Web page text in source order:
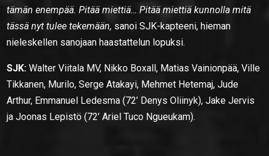
tämän enempää. Pitää miettiä… Pitää miettiä kunnolla mitä
tässä nyt tulee tekemään, sanoi SJK-kapteeni, hieman
nieleskellen sanojaan haastattelun lopuksi.
SJK: Walter Viitala MV, Nikko Boxall, Matias Vainionpää, Ville
Tikkanen, Murilo, Serge Atakayi, Mehmet Hetemaj, Jude
Arthur, Emmanuel Ledesma (72’ Denys Oliinyk), Jake Jervis
ja Joonas Lepistö (72’ Ariel Tuco Ngueukam).